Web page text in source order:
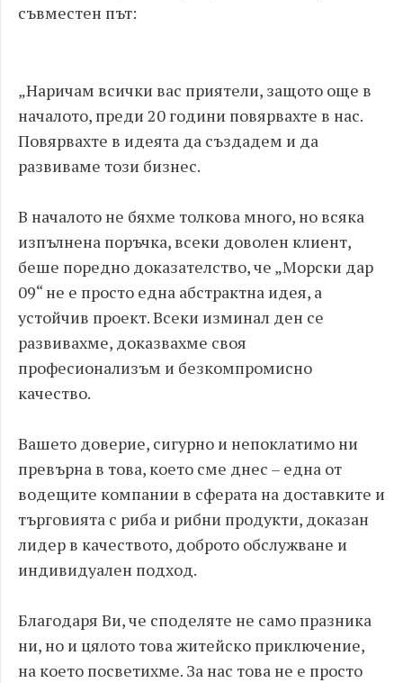
съвместен път:
„Наричам всички вас приятели, защото още в
началото, преди 20 години повярвахте в нас.
Повярвахте в идеята да създадем и да
развиваме този бизнес.
В началото не бяхме толкова много, но всяка
изпълнена поръчка, всеки доволен клиент,
беше поредно доказателство, че „Морски дар
09“ не е просто една абстрактна идея, а
устойчив проект. Всеки изминал ден се
развивахме, доказвахме своя
професионализъм и безкомпромисно
качество.
Вашето доверие, сигурно и непоклатимо ни
превърна в това, което сме днес – една от
водещите компании в сферата на доставките и
търговията с риба и рибни продукти, доказан
лидер в качеството, доброто обслужване и
индивидуален подход.
Благодаря Ви, че споделяте не само празника
ни, но и цялото това житейско приключение,
на което посветихме. За нас това не е просто